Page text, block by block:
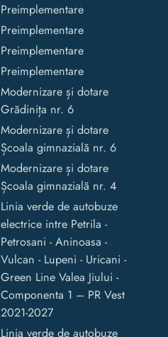
Preimplementare
Preimplementare
Preimplementare
Preimplementare
Modernizare și dotare
Grădinița nr. 6
Modernizare și dotare
Școala gimnazială nr. 6
Modernizare și dotare
Școala gimnazială nr. 4
Linia verde de autobuze
electrice intre Petrila -
Petrosani - Aninoasa -
Vulcan - Lupeni - Uricani -
Green Line Valea Jiului -
Componenta 1 – PR Vest
2021-2027
Linia verde de autobuze